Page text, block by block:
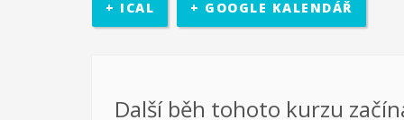
rozhodovací pravomocí. Účastníci se sejdou v třikrát
diagnostiky a poté jejich vlastní motivaci k rozvoji.
realizován školící kurz pro pracovníky s mládeží z
+ ICAL + GOOGLE KALENDÁŘ
Další běh tohoto kurzu